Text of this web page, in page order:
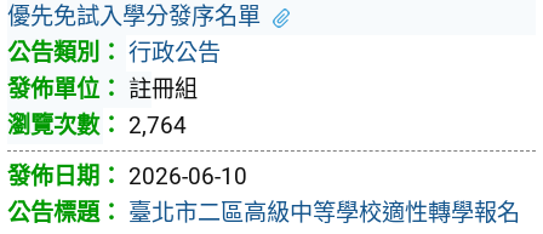
優先免試入學分發序名單
行政公告
註冊組
2,764
2026-06-10
臺北市二區高級中等學校適性轉學報名